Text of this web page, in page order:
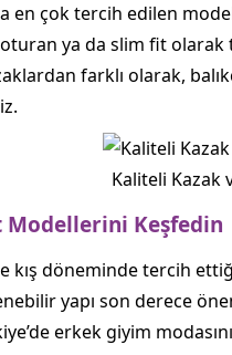
en çok tercih edilen
ya da slim fit
farklı olarak,
Kaliteli Kazak
Modellerini Keşfedin
döneminde tercih
yapı son derece
erkek giyim